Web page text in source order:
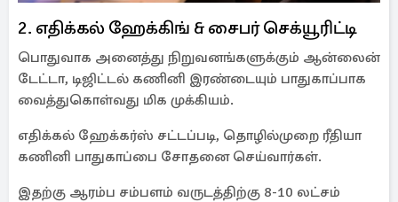
2. எதிக்கல் ஹேக்கிங் & சைபர் செக்யூரிட்டி
பொதுவாக அனைத்து நிறுவனங்களுக்கும் ஆன்லைன்
டேட்டா, டிஜிட்டல் கணினி இரண்டையும் பாதுகாப்பாக
வைத்துகொள்வது மிக முக்கியம்.
எதிக்கல் ஹேக்கர்ஸ் சட்டப்படி, தொழில்முறை ரீதியா
கணினி பாதுகாப்பை சோதனை செய்வார்கள்.
இதற்கு ஆரம்ப சம்பளம் வருடத்திற்கு 8-10 லட்சம்